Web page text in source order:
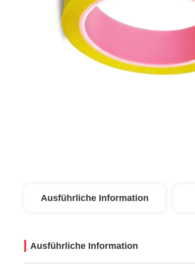
Ausführliche Information
Ausführliche Information